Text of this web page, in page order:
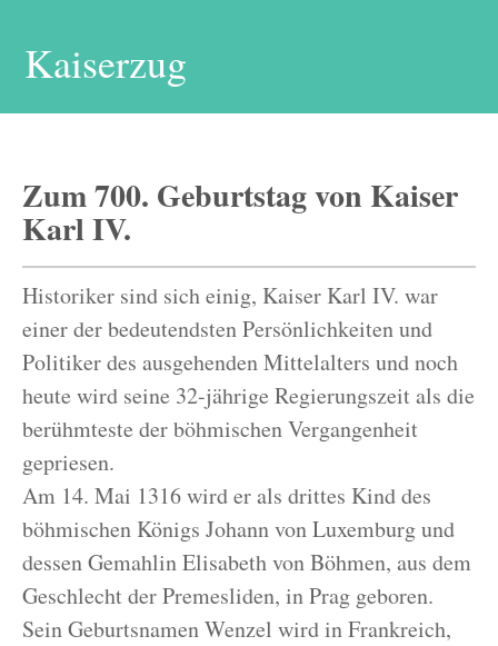
Kaiserzug
Zum 700. Geburtstag von Kaiser
Karl IV.
Historiker sind sich einig, Kaiser Karl IV. war
einer der bedeutendsten Persönlichkeiten und
Politiker des ausgehenden Mittelalters und noch
heute wird seine 32-jährige Regierungszeit als die
berühmteste der böhmischen Vergangenheit
gepriesen.
Am 14. Mai 1316 wird er als drittes Kind des
böhmischen Königs Johann von Luxemburg und
dessen Gemahlin Elisabeth von Böhmen, aus dem
Geschlecht der Premesliden, in Prag geboren.
Sein Geburtsnamen Wenzel wird in Frankreich,